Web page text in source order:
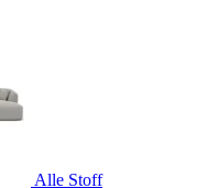
Alle Stoff